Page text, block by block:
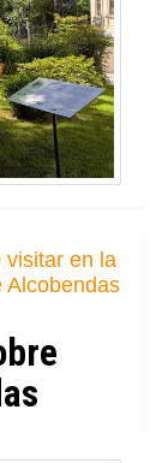
visitar en la
Alcobendas